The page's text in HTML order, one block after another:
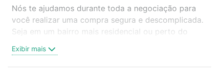
Nós te ajudamos durante toda a negociação para
você realizar uma compra segura e descomplicada.
Seja em um bairro mais residencial ou perto do
oferta ideal de Apartamentos à venda em Jardim
Boa Esperança, Sorocaba, SP para conquistar seu
Exibir mais